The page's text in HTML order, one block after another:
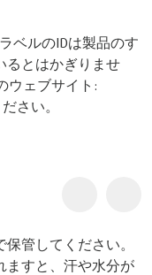
ベルのIDは製品のす
るとはかぎりませ
ウェブサイト:
さい。
管してください。
ますと、汗や水分が